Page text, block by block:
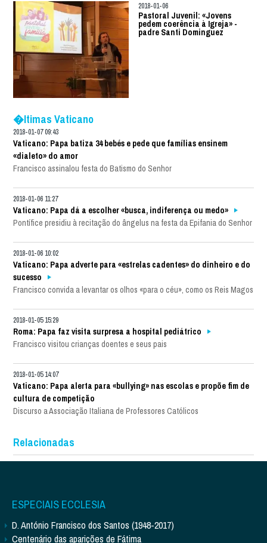
2018-01-06
Pastoral Juvenil: «Jovens
pedem coerência à Igreja» -
padre Santi Dominguez
�ltimas Vaticano
2018-01-07 09:43
Vaticano: Papa batiza 34 bebés e pede que famílias ensinem
«dialeto» do amor
Francisco assinalou festa do Batismo do Senhor
2018-01-06 11:27
Vaticano: Papa dá a escolher «busca, indiferença ou medo»
Pontífice presidiu à recitação do ângelus na festa da Epifania do Senhor
2018-01-06 10:02
Vaticano: Papa adverte para «estrelas cadentes» do dinheiro e do
sucesso
Francisco convida a levantar os olhos «para o céu», como os Reis Magos
2018-01-05 15:29
Roma: Papa faz visita surpresa a hospital pediátrico
Francisco visitou crianças doentes e seus pais
2018-01-05 14:07
Vaticano: Papa alerta para «bullying» nas escolas e propõe fim de
cultura de competição
Discurso a Associação Italiana de Professores Católicos
Relacionadas
ESPECIAIS ECCLESIA
D. António Francisco dos Santos (1948-2017)
Centenário das aparições de Fátima